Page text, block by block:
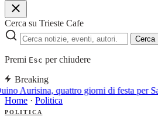
Cerca su Trieste Cafe
Cerca
Premi Esc per chiudere
Breaking
Aurisina, quattro giorni di festa per
Home · Politica
POLITICA